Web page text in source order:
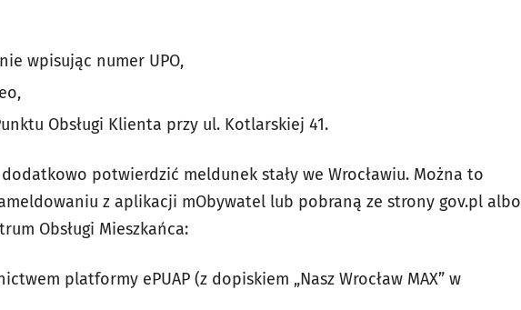
wpisując numer UPO,
Obsługi Klienta przy ul. Kotlarskiej 41.
potwierdzić meldunek stały we Wrocławiu. Można to
z aplikacji mObywatel lub pobraną ze strony gov.pl albo
Obsługi Mieszkańca:
platformy ePUAP (z dopiskiem „Nasz Wrocław MAX” w